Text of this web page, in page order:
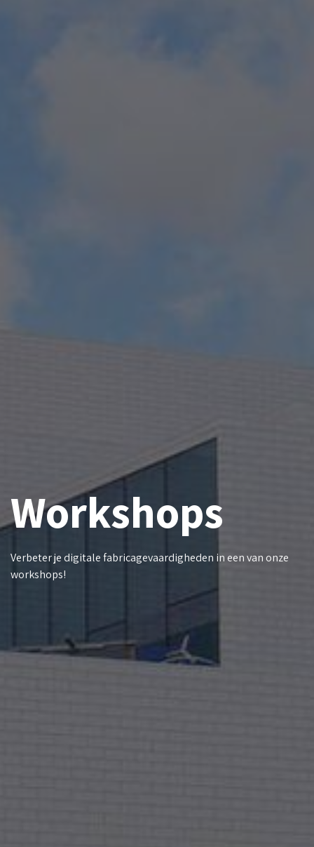
Workshops
Verbeter je digitale fabricagevaardigheden in een van onze
workshops!